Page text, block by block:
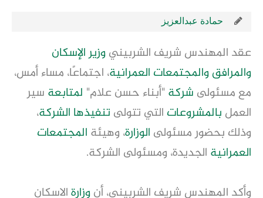
حمادة عبدالعزيز
عقد المهندس شريف الشربينيوزير الإسكان
والمرافقوالمجتمعات العمرانية، اجتماعًا، مساء أمس،
مع مسئولى شركة "أبناء حسن علام" لمتابعة سير
العمل بالمشروعات التي تتولى تنفيذها الشركة،
وذلك بحضور مسئولى الوزارة، وهيئة المجتمعات
العمرانية الجديدة، ومسئولى الشركة.
وأكد المهندس شريف الشربيني، أنوزارةالاسكان